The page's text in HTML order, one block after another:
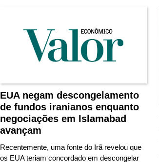
EUA negam descongelamento
de fundos iranianos enquanto
negociações em Islamabad
avançam
Recentemente, uma fonte do Irã revelou que
os EUA teriam concordado em descongelar